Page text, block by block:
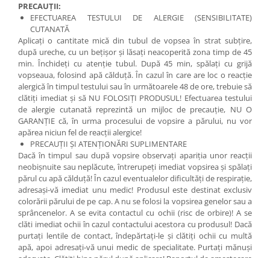
PRECAUȚII:
EFECTUAREA TESTULUI DE ALERGIE (SENSIBILITATE)
CUTANATĂ
Aplicați o cantitate mică din tubul de vopsea în strat subțire,
după ureche, cu un bețișor și lăsați neacoperită zona timp de 45
min. Închideți cu atenție tubul. După 45 min, spălați cu grijă
vopseaua, folosind apă călduță. În cazul în care are loc o reacție
alergică în timpul testului sau în următoarele 48 de ore, trebuie să
clătiți imediat și să NU FOLOSIŢI PRODUSUL! Efectuarea testului
de alergie cutanată reprezintă un mijloc de precauție, NU O
GARANȚIE că, în urma procesului de vopsire a părului, nu vor
apărea niciun fel de reacții alergice!
PRECAUŢII ŞI ATENŢIONĂRI SUPLIMENTARE
Dacă în timpul sau după vopsire observaţi apariţia unor reacţii
neobişnuite sau neplăcute, întrerupeţi imediat vopsirea și spălați
părul cu apă călduţă! În cazul eventualelor dificultăţi de respiraţie,
adresași-vă imediat unu medic! Produsul este destinat exclusiv
colorării părului de pe cap. A nu se folosi la vopsirea genelor sau a
sprâncenelor. A se evita contactul cu ochii (risc de orbire)! A se
clăti imediat ochii în cazul contactului acestora cu produsul! Dacă
purtaţi lentile de contact, îndepărtaţi-le şi clătiţi ochii cu multă
apă, apoi adresaţi-vă unui medic de specialitate. Purtați mănuși